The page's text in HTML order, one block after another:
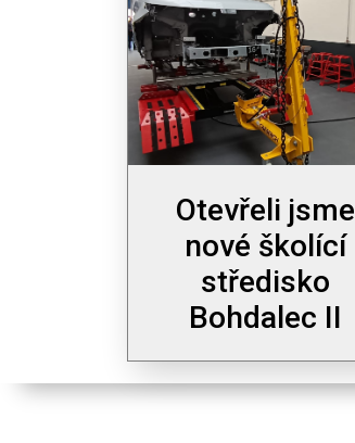
Otevřeli jsme
nové školící
středisko
Bohdalec II